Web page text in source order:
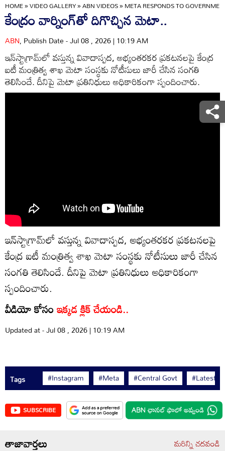
HOME»VIDEO GALLERY»ABN VIDEOS»META RESPONDS TO
కేంద్రం వార్నింగ్‌తో దిగొచ్చిన మెటా..
ABN, Publish Date - Jul 08 , 2026 | 10:19 AM
ఇన్‌స్టాగ్రామ్‌లో వస్తున్న వివాదాస్పద, అభ్యంతరకర ప్రకటనలపై కేంద్ర
ఐటీ మంత్రిత్వ శాఖ మెటా సంస్థకు నోటీసులు జారీ చేసిన సంగతి
తెలిసిందే. దీనిపై మెటా ప్రతినిధులు అధికారికంగా స్పందించారు.
ఇన్‌స్టాగ్రామ్‌లో వస్తున్న వివాదాస్పద, అభ్యంతరకర ప్రకటనలపై
కేంద్ర ఐటీ మంత్రిత్వ శాఖ మెటా సంస్థకు నోటీసులు జారీ చేసిన
సంగతి తెలిసిందే. దీనిపై మెటా ప్రతినిధులు అధికారికంగా
స్పందించారు.
వీడియో కోసంఇక్కడ క్లిక్ చేయండి..
Updated at - Jul 08 , 2026 | 10:19 AM
Tags #Instagram #Meta #Central Govt #Latest
SUBSCRIBE
తాజావార్తలు మరిన్ని చదవండి